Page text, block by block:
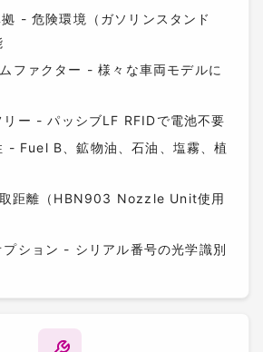
- 危険環境（ガソリンスタンド
ファクター - 様々な車両モデルに
リー - パッシブLF RFIDで電池不要
- Fuel B、鉱物油、石油、塩霧、植
距離（HBN903 Nozzle Unit使用
プション - シリアル番号の光学識別